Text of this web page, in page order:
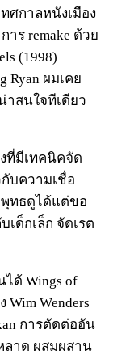
ศกาลหนังเมือง
าร remake ด้วย
(1998)
Ryan ผมเคย
าสนใจทีเดียว
ที่มีเทคนิคจัด
กับความเชื่อ
ทธดูได้แต่ขอ
ด็กเล็ก จัดเรต
ด้ Wings of
Wenders
การตัดต่ออัน
ลาด ผสมผสาน